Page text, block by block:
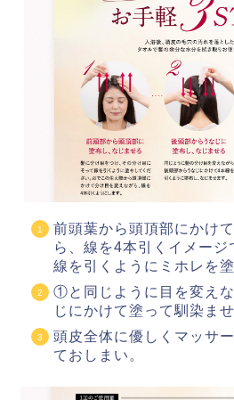
前頭葉から頭頂部にかけ
ら、線を4本引くイメージ
線を引くようにミホレを
①と同じように目を変え
じにかけて塗って馴染ませ
頭皮全体に優しくマッサ
ておしまい。